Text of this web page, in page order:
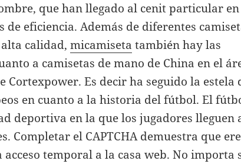
que han llegado al cenit particular en
de eficiencia. Además de diferentes
alta calidad,micamiseta también hay las
a camisetas de mano de China en el
Cortexpower. Es decir ha seguido la estela
en cuanto a la historia del fútbol. El
deportiva en la que los jugadores lleguen
Completar el CAPTCHA demuestra que
temporal a la casa web. No importa